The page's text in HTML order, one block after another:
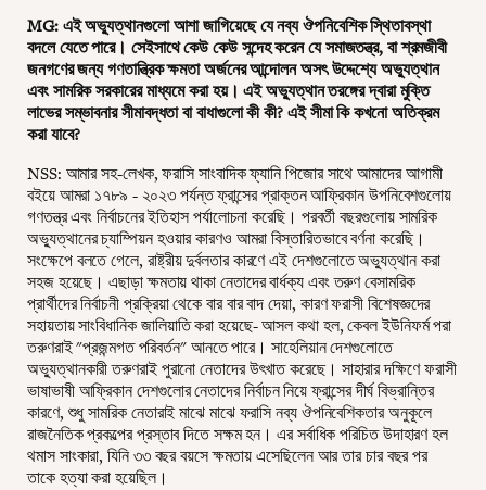
MG: এই অভ্যুত্থানগুলো আশা জাগিয়েছে যে নব্য ঔপনিবেশিক স্থিতাবস্থা
বদলে যেতে পারে। সেইসাথে কেউ কেউ সন্দেহ করেন যে সমাজতন্ত্র, বা শ্রমজীবী
জনগণের জন্য গণতান্ত্রিক ক্ষমতা অর্জনের আন্দোলন অসৎ উদ্দেশ্যে অভ্যুত্থান
এবং সামরিক সরকারের মাধ্যমে করা হয়। এই অভ্যুত্থান তরঙ্গের দ্বারা মুক্তি
লাভের সম্ভাবনার সীমাবদ্ধতা বা বাধাগুলো কী কী? এই সীমা কি কখনো অতিক্রম
করা যাবে?
NSS: আমার সহ-লেখক, ফরাসি সাংবাদিক ফ্যানি পিজোর সাথে আমাদের আগামী
বইয়ে আমরা ১৭৮৯ - ২০২৩ পর্যন্ত ফ্রান্সের প্রাক্তন আফ্রিকান উপনিবেশগুলোয়
গণতন্ত্র এবং নির্বাচনের ইতিহাস পর্যালোচনা করেছি। পরবর্তী বছরগুলোয় সামরিক
অভ্যুত্থানের চ্যাম্পিয়ন হওয়ার কারণও আমরা বিস্তারিতভাবে বর্ণনা করেছি।
সংক্ষেপে বলতে গেলে, রাষ্ট্রীয় দুর্বলতার কারণে এই দেশগুলোতে অভ্যুত্থান করা
সহজ হয়েছে। এছাড়া ক্ষমতায় থাকা নেতাদের বার্ধক্য এবং তরুণ বেসামরিক
প্রার্থীদের নির্বাচনী প্রক্রিয়া থেকে বার বার বাদ দেয়া, কারণ ফরাসী বিশেষজ্ঞদের
সহায়তায় সাংবিধানিক জালিয়াতি করা হয়েছে- আসল কথা হল, কেবল ইউনিফর্ম পরা
তরুণরাই "প্রজন্মগত পরিবর্তন" আনতে পারে। সাহেলিয়ান দেশগুলোতে
অভ্যুত্থানকারী তরুণরাই পুরানো নেতাদের উৎখাত করেছে। সাহারার দক্ষিণে ফরাসী
ভাষাভাষী আফ্রিকান দেশগুলোর নেতাদের নির্বাচন নিয়ে ফ্রান্সের দীর্ঘ বিভ্রান্তির
কারণে, শুধু সামরিক নেতারাই মাঝে মাঝে ফরাসি নব্য ঔপনিবেশিকতার অনুকূলে
রাজনৈতিক প্রকল্পের প্রস্তাব দিতে সক্ষম হন। এর সর্বাধিক পরিচিত উদাহারণ হল
থমাস সাংকারা, যিনি ৩৩ বছর বয়সে ক্ষমতায় এসেছিলেন আর তার চার বছর পর
তাকে হত্যা করা হয়েছিল।